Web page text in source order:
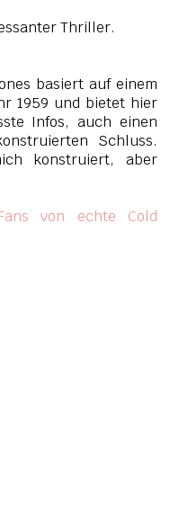
Thriller.
basiert auf einem
1959 und bietet hier
Infos, auch einen
Schluss.
konstruiert, aber
Fans von echte Cold